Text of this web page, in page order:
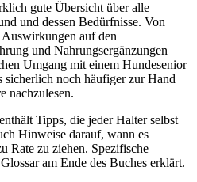
gute Übersicht über alle
und dessen Bedürfnisse. Von
auf den
und Nahrungsergänzungen
Umgang mit einem Hundesenior
sicherlich noch häufiger zur Hand
nachzulesen.
Tipps, die jeder Halter selbst
Hinweise darauf, wann es
Rate zu ziehen. Spezifische
am Ende des Buches erklärt.